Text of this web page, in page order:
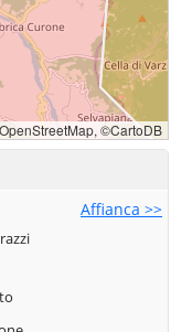
Affianca >>